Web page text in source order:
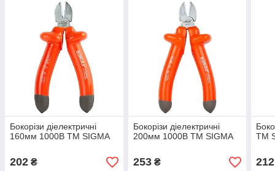
Бокорізи діелектричні
160мм 1000В ТМ SIGMA
202 ₴
Бокорізи діелектричні
200мм 1000В ТМ SIGMA
253₴
ТМ
212